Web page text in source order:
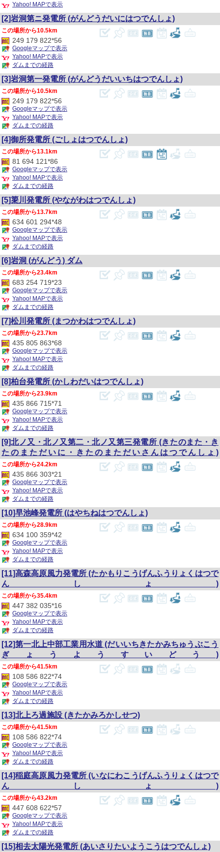
Yahoo! MAPで表示
[2]岩洞第ニ発電所 (がんどうだいにはつでんしょ)
10.5km
249 179 822*56
Googleマップで表示
Yahoo! MAPで表示
ダムまでの経路
[3]岩洞第一発電所 (がんどうだいいちはつでんしょ)
10.5km
249 179 822*56
Googleマップで表示
Yahoo! MAPで表示
ダムまでの経路
[4]御所発電所 (ごしょはつでんしょ)
13.1km
81 694 121*86
Googleマップで表示
Yahoo! MAPで表示
ダムまでの経路
[5]簗川発電所 (やながわはつでんしょ)
13.7km
634 601 294*48
Googleマップで表示
Yahoo! MAPで表示
ダムまでの経路
[6]岩洞 (がんどう) ダム
23.4km
683 254 719*23
Googleマップで表示
Yahoo! MAPで表示
ダムまでの経路
[7]松川発電所 (まつかわはつでんしょ)
23.7km
435 805 863*68
Googleマップで表示
Yahoo! MAPで表示
ダムまでの経路
[8]柏台発電所 (かしわだいはつでんしょ)
23.9km
435 866 715*71
Googleマップで表示
Yahoo! MAPで表示
ダムまでの経路
[9]北ノ又・北ノ又第二・北ノ又第三発電所 (きたのまた・き
たのまただいに・きたのまただいさんはつでんしょ)
24.2km
435 866 303*21
Googleマップで表示
Yahoo! MAPで表示
ダムまでの経路
[10]早池峰発電所 (はやちねはつでんしょ)
28.9km
634 100 359*42
Googleマップで表示
Yahoo! MAPで表示
ダムまでの経路
[11]高森高原風力発電所 (たかもりこうげんふうりょくはつで
んしょ)
35.4km
447 382 035*16
Googleマップで表示
Yahoo! MAPで表示
ダムまでの経路
[12]第一北上中部工業用水道 (だいいちきたかみちゅうぶこう
ぎょうようすいどう)
41.5km
108 586 822*74
Googleマップで表示
Yahoo! MAPで表示
ダムまでの経路
[13]北上ろ過施設 (きたかみろかしせつ)
41.5km
108 586 822*74
Googleマップで表示
Yahoo! MAPで表示
ダムまでの経路
[14]稲庭高原風力発電所 (いなにわこうげんふうりょくはつで
んしょ)
43.2km
447 608 622*57
Googleマップで表示
Yahoo! MAPで表示
ダムまでの経路
[15]相去太陽光発電所 (あいさりたいようこうはつでんしょ)